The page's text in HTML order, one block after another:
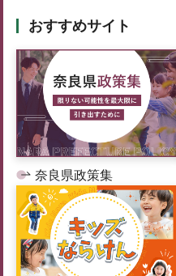
おすすめサイト
奈良県政策集